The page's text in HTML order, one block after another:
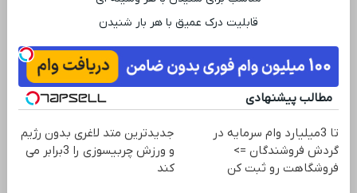
قابلیت درک عمیق با هر بار شنیدن
مطالب پیشنهادی
تا 3میلیارد وام سرمایه در
گردش فروشندگان =>
فروشگاهت رو ثبت کن
جدیدترین متد لاغری بدون رژیم
و ورزش چربیسوزی را 3برابر می
کند